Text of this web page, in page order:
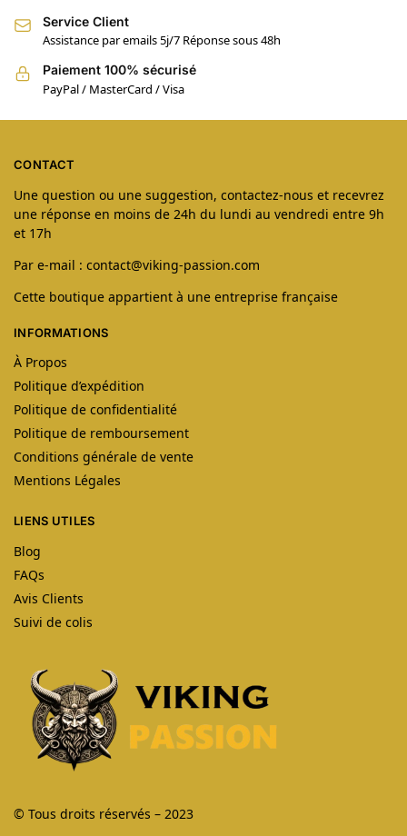
Service Client
Assistance par emails 5j/7 Réponse sous 48h
Paiement 100% sécurisé
PayPal / MasterCard / Visa
CONTACT
Une question ou une suggestion, contactez-nous et recevrez
une réponse en moins de 24h du lundi au vendredi entre 9h
et 17h
Par e-mail : contact@viking-passion.com
Cette boutique appartient à une entreprise française
INFORMATIONS
À Propos
Politique d’expédition
Politique de confidentialité
Politique de remboursement
Conditions générale de vente
Mentions Légales
LIENS UTILES
Blog
FAQs
Avis Clients
Suivi de colis
© Tous droits réservés – 2023